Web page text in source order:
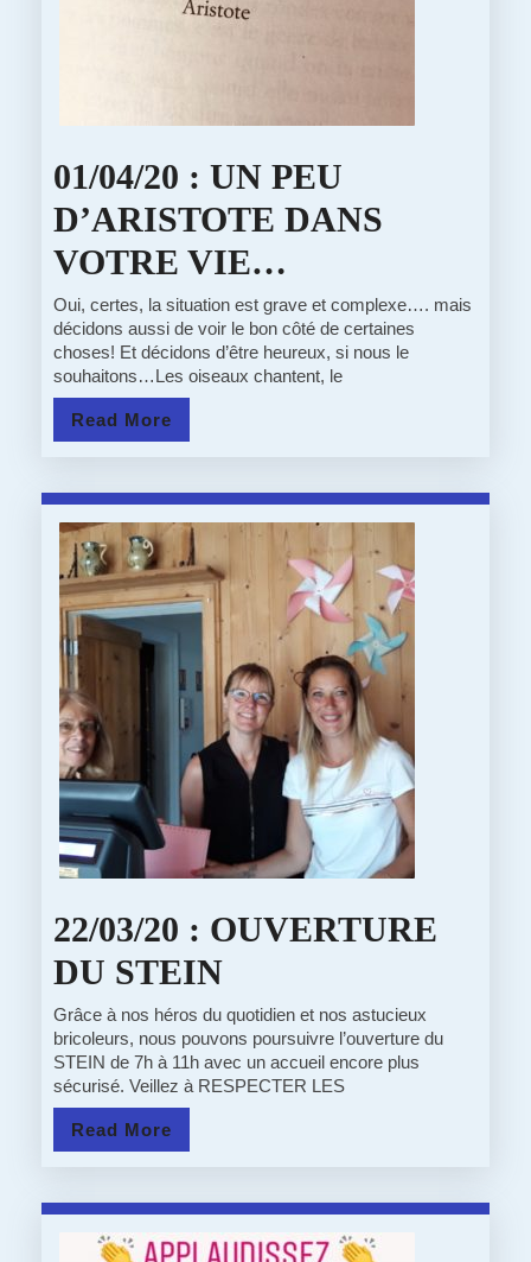
01/04/20 : UN PEU
D’ARISTOTE DANS
VOTRE VIE…
:
UN
PEU
VOTRE
VIE…
Oui, certes, la situation est grave et complexe…. mais
décidons aussi de voir le bon côté de certaines
choses! Et décidons d’être heureux, si nous le
souhaitons…Les oiseaux chantent, le
Read More
More
22/03/20 : OUVERTURE
DU STEIN22/03/20
:
OUVERTURE
DU
Grâce à nos héros du quotidien et nos astucieux
bricoleurs, nous pouvons poursuivre l’ouverture du
STEIN de 7h à 11h avec un accueil encore plus
sécurisé. Veillez à RESPECTER LES
Read More
More